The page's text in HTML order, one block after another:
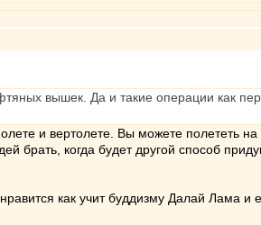
вышек. Да и такие операции как
и вертолете. Вы можете полететь на
брать, когда будет другой способ
как учит буддизму Далай Лама и